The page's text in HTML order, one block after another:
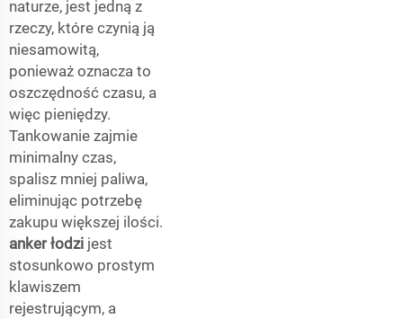
naturze, jest jedną z
rzeczy, które czynią ją
niesamowitą,
ponieważ oznacza to
oszczędność czasu, a
więc pieniędzy.
Tankowanie zajmie
minimalny czas,
spalisz mniej paliwa,
eliminując potrzebę
zakupu większej ilości.
anker łodzi jest
stosunkowo prostym
klawiszem
rejestrującym, a